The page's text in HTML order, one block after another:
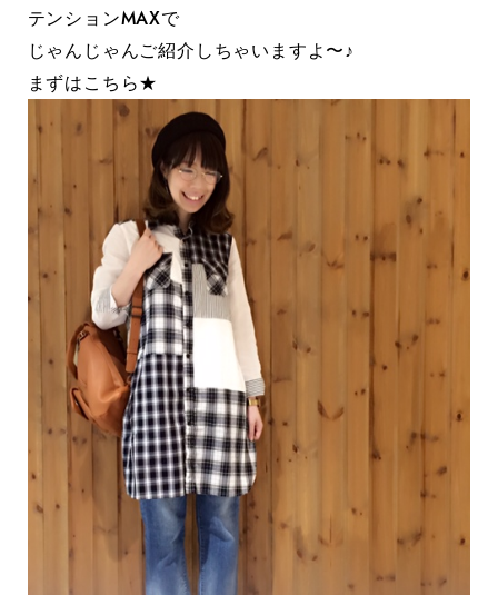
テンションMAXで
じゃんじゃんご紹介しちゃいますよ〜♪
まずはこちら★